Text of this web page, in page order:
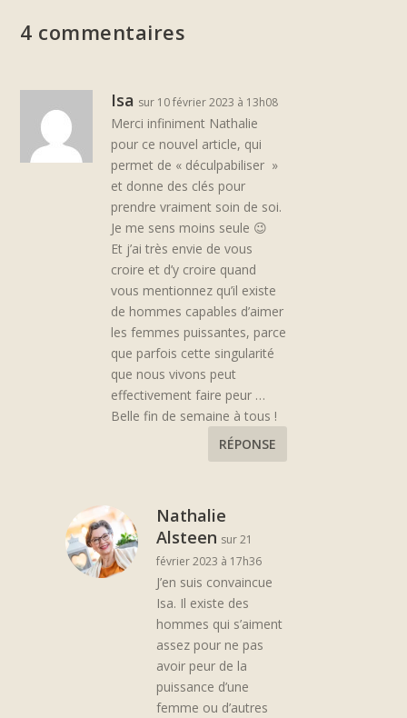
4 commentaires
Isa sur 10 février 2023 à 13h08
Merci infiniment Nathalie
pour ce nouvel article, qui
permet de « déculpabiliser »
et donne des clés pour
prendre vraiment soin de soi.
Je me sens moins seule 😉
Et j’ai très envie de vous
croire et d’y croire quand
vous mentionnez qu’il existe
de hommes capables d’aimer
les femmes puissantes, parce
que parfois cette singularité
que nous vivons peut
effectivement faire peur …
Belle fin de semaine à tous !
RÉPONSE
Nathalie
Alsteen sur 21
février 2023 à 17h36
J’en suis convaincue
Isa. Il existe des
hommes qui s’aiment
assez pour ne pas
avoir peur de la
puissance d’une
femme ou d’autres